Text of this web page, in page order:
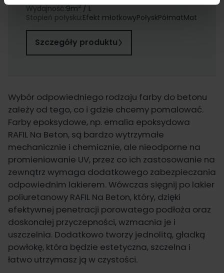
Wydajność:9m2/ L
Stopień połysku:Efekt młotkowyPołyskPółmatMat
Szczegóły produktu
Wybór odpowiedniego rodzaju farby do betonu
zależy od tego, co i gdzie chcemy pomalować.
Farby epoksydowe, np. emalia epoksydowa
RAFIL Na Beton, są bardzo wytrzymałe
mechanicznie i chemicznie, ale nieodporne na
promieniowanie UV, przez co ich zastosowanie na
zewnątrz wymaga dodatkowego zabezpieczania
odpowiednim lakierem. Wówczas sięgnij po lakier
poliuretanowy RAFIL Na Beton, który, dzięki
efektywnej penetracji porowatego podłoża oraz
doskonałej przyczepności, wzmacnia je i
uszczelnia. Dodatkowo tworzy jednolitą, gładką
powłokę, która będzie estetyczna, szczelna i
łatwo utrzymasz ją w czystości.